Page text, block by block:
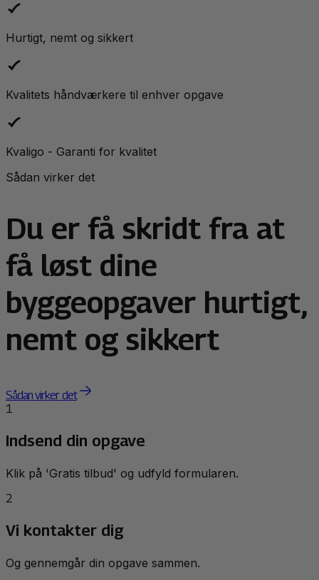
Hurtigt, nemt og sikkert
Kvalitets håndværkere til enhver opgave
Kvaligo - Garanti for kvalitet
Sådan virker det
Du er få skridt fra at
få løst dine
byggeopgaver hurtigt,
nemt og sikkert
Sådan virker det
1
Indsend din opgave
Klik på 'Gratis tilbud' og udfyld formularen.
2
Vi kontakter dig
Og gennemgår din opgave sammen.